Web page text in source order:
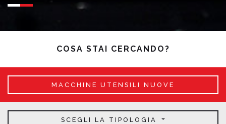
COSA STAI CERCANDO?
MACCHINE UTENSILI NUOVE
SCEGLI LA TIPOLOGIA